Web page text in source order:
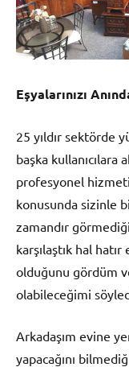
Eşyalarınızı
25 yıldır sektörde
başka kullanıcılara
profesyonel
konusunda sizinle
zamandır
karşılaştık hal
olduğunu gördüm
olabileceğimi
Arkadaşım evine
yapacağını